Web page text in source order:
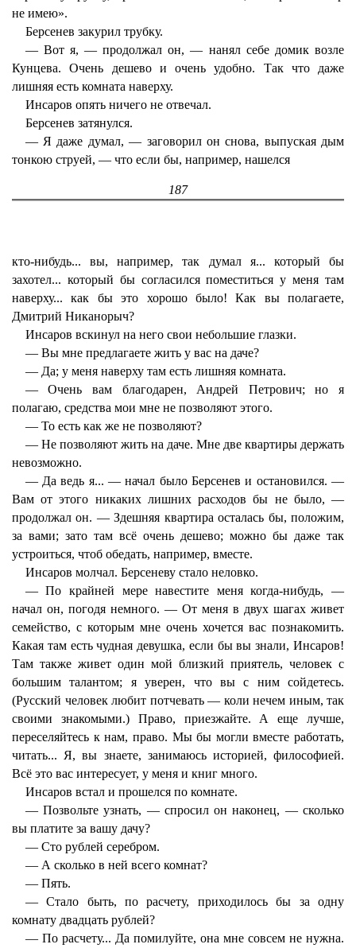
не имею».
Берсенев закурил трубку.
— Вот я, — продолжал он, — нанял себе домик возле
Кунцева. Очень дешево и очень удобно. Так что даже
лишняя есть комната наверху.
Инсаров опять ничего не отвечал.
Берсенев затянулся.
— Я даже думал, — заговорил он снова, выпуская дым
тонкою струей, — что если бы, например, нашелся
187
кто-нибудь... вы, например, так думал я... который бы
захотел... который бы согласился поместиться у меня там
наверху... как бы это хорошо было! Как вы полагаете,
Дмитрий Никанорыч?
Инсаров вскинул на него свои небольшие глазки.
— Вы мне предлагаете жить у вас на даче?
— Да; у меня наверху там есть лишняя комната.
— Очень вам благодарен, Андрей Петрович; но я
полагаю, средства мои мне не позволяют этого.
— То есть как же не позволяют?
— Не позволяют жить на даче. Мне две квартиры держать
невозможно.
— Да ведь я... — начал было Берсенев и остановился. —
Вам от этого никаких лишних расходов бы не было, —
продолжал он. — Здешняя квартира осталась бы, положим,
за вами; зато там всё очень дешево; можно бы даже так
устроиться, чтоб обедать, например, вместе.
Инсаров молчал. Берсеневу стало неловко.
— По крайней мере навестите меня когда-нибудь, —
начал он, погодя немного. — От меня в двух шагах живет
семейство, с которым мне очень хочется вас познакомить.
Какая там есть чудная девушка, если бы вы знали, Инсаров!
Там также живет один мой близкий приятель, человек с
большим талантом; я уверен, что вы с ним сойдетесь.
(Русский человек любит потчевать — коли нечем иным, так
своими знакомыми.) Право, приезжайте. А еще лучше,
переселяйтесь к нам, право. Мы бы могли вместе работать,
читать... Я, вы знаете, занимаюсь историей, философией.
Всё это вас интересует, у меня и книг много.
Инсаров встал и прошелся по комнате.
— Позвольте узнать, — спросил он наконец, — сколько
вы платите за вашу дачу?
— Сто рублей серебром.
— А сколько в ней всего комнат?
— Пять.
— Стало быть, по расчету, приходилось бы за одну
комнату двадцать рублей?
— По расчету... Да помилуйте, она мне совсем не нужна.